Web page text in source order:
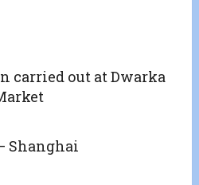
carried out at Dwarka
Shanghai